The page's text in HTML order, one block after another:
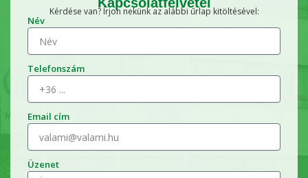
Kérdése van? Írjon nekünk az alábbi űrlap kitöltésével:
Név
Telefonszám
Email cím
Üzenet